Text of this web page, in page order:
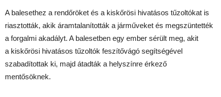
A balesethez a rendőröket és a kiskőrösi hivatásos tűzoltókat is
riasztották, akik áramtalanították a járműveket és megszüntették
a forgalmi akadályt. A balesetben egy ember sérült meg, akit
a kiskőrösi hivatásos tűzoltók feszítővágó segítségével
szabadítottak ki, majd átadták a helyszínre érkező
mentősöknek.